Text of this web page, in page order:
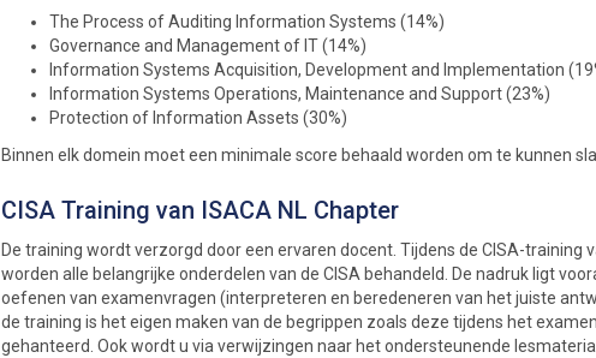
The Process of Auditing Information Systems (14%)
Governance and Management of IT (14%)
Information Systems Acquisition, Development and Implementation
Information Systems Operations, Maintenance and Support (23%)
Protection of Information Assets (30%)
Binnen elk domein moet een minimale score behaald worden om te kunnen
CISA Training van ISACA NL Chapter
De training wordt verzorgd door een ervaren docent. Tijdens de CISA-training
worden alle belangrijke onderdelen van de CISA behandeld. De nadruk ligt
oefenen van examenvragen (interpreteren en beredeneren van het juiste
de training is het eigen maken van de begrippen zoals deze tijdens het
gehanteerd. Ook wordt u via verwijzingen naar het ondersteunende